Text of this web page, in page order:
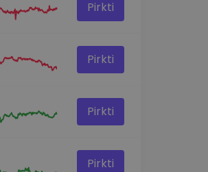
Pirkti
Pirkti
Pirkti
Pirkti